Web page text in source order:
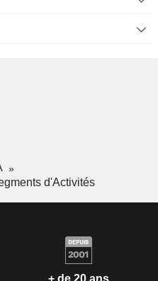
d'Activités